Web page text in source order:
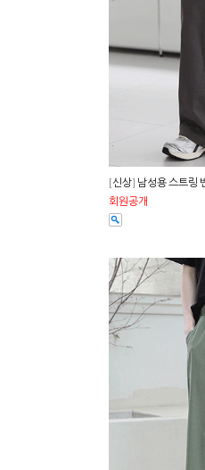
[신상] 남성용 스트링
회원공개